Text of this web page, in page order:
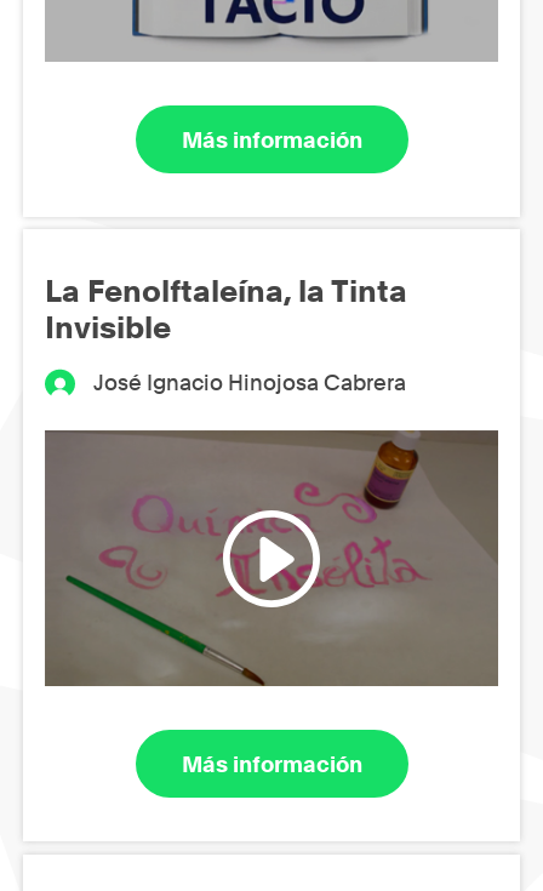
Más información
La Fenolftaleína, la Tinta
Invisible
José Ignacio Hinojosa Cabrera
Más información